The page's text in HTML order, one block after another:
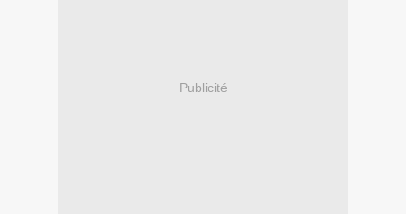
Publicité